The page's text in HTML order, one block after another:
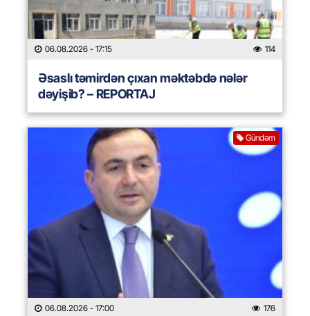
06.08.2026 - 17:15 114
Əsaslı təmirdən çıxan məktəbdə nələr
dəyişib? – REPORTAJ
Gündəm
06.08.2026 - 17:00 176